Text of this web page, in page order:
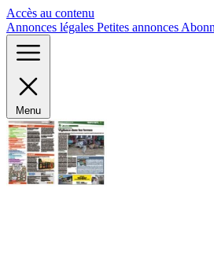
Accès au contenu
Annonces légales Petites annonces
Menu
Panneau de gestion des cookies